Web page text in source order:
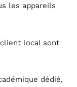
les appareils
local sont
dédié,